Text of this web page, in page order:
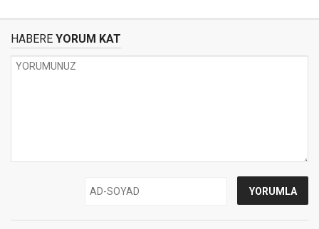
HABERE YORUM KAT